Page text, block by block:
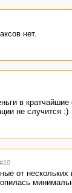
нет.
в
не случится :)
от